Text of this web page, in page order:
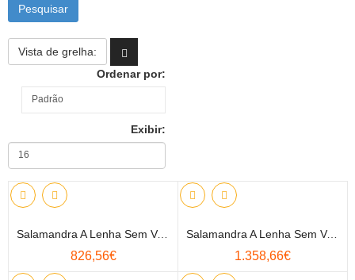
Recuperadores de calor
Salamandras
Fogões a Lenha
Lareiras
Caldeiras
Bombas de Calor
Termoacumuladores
Painés Solares
VMC
Vista de grelha:
Ordenar por:
Exibir:
Salamandra A Lenha Sem Ventilação Tuga - Metlor
826,56€
Salamandra A Lenha Sem Ventilação X1 - Metlor
1.358,66€